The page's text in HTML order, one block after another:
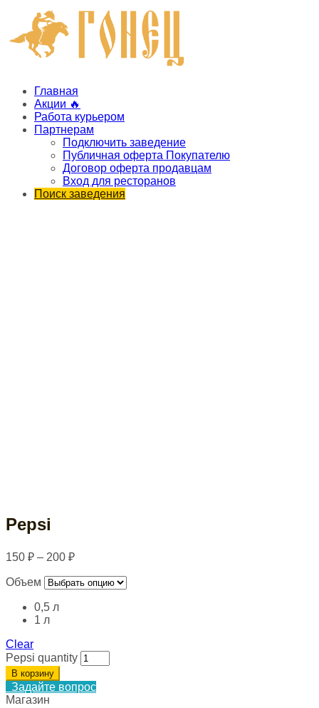
Главная
Акции 🔥
Работа курьером
Партнерам
Подключить заведение
Публичная оферта Покупателю
Договор оферта продавцам
Вход для ресторанов
Поиск заведения
Pepsi
150 ₽ – 200 ₽
Объем
0,5 л
1 л
Clear
Pepsi quantity
В корзину
Задайте вопрос
Магазин